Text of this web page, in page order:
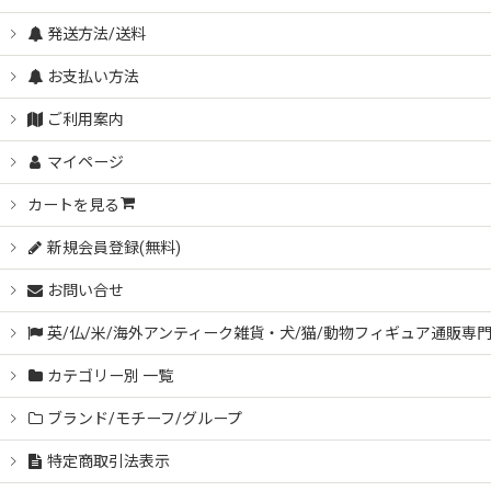
発送方法/送料
お支払い方法
ご利用案内
マイページ
カートを見る
新規会員登録(無料)
お問い合せ
英/仏/米/海外アンティーク雑貨・犬/猫/動物フィギュア通販専
カテゴリー別 一覧
ブランド/モチーフ/グループ
特定商取引法表示